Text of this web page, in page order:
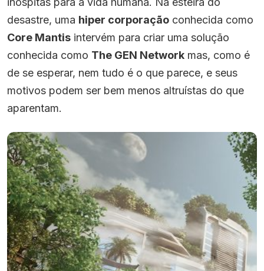
desastre, uma hiper corporação conhecida como
Core Mantis intervém para criar uma solução
conhecida como The GEN Network mas, como é
de se esperar, nem tudo é o que parece, e seus
motivos podem ser bem menos altruístas do que
aparentam.